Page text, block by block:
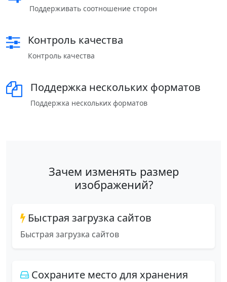
Поддерживать соотношение сторон
Контроль качества
Контроль качества
Поддержка нескольких форматов
Поддержка нескольких форматов
Зачем изменять размер
изображений?
Быстрая загрузка сайтов
Быстрая загрузка сайтов
Сохраните место для хранения